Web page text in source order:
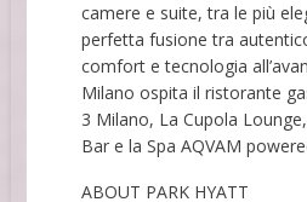
camere e suite, tra le più
perfetta fusione tra
comfort e tecnologia
Milano ospita il ristorante
3 Milano, La Cupola
Bar e la Spa AQVAM
ABOUT PARK HYATT